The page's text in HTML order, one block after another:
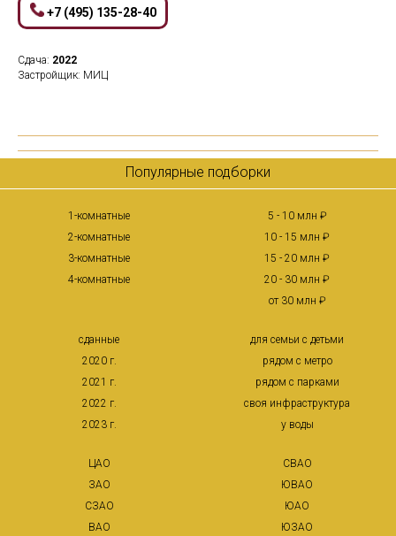
+7 (495) 135-28-40
Сдача: 2022
Застройщик: МИЦ
Популярные подборки
1-комнатные
2-комнатные
3-комнатные
4-комнатные
5 - 10 млн ₽
10 - 15 млн ₽
15 - 20 млн ₽
20 - 30 млн ₽
от 30 млн ₽
сданные
2020 г.
2021 г.
2022 г.
2023 г.
для семьи с детьми
рядом с метро
рядом с парками
своя инфраструктура
у воды
ЦАО
ЗАО
СЗАО
ВАО
СВАО
ЮВАО
ЮАО
ЮЗАО